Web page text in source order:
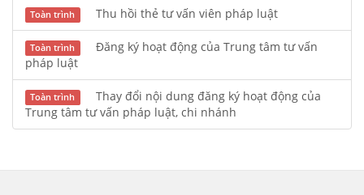
Toàn trình Thu hồi thẻ tư vấn viên pháp luật
Toàn trình
Đăng ký hoạt động của Trung tâm tư vấn
pháp luật
Toàn trình
Thay đổi nội dung đăng ký hoạt động của
Trung tâm tư vấn pháp luật, chi nhánh